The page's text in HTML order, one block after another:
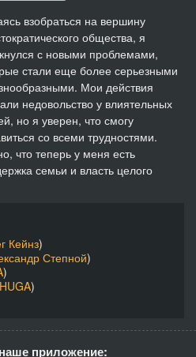
29:32
29:33
30:16
взобраться на вершину
общества, я
с новыми проблемами,
стали еще более серьезными
Мои действия
недовольство у влиятельных
но я уверен, что смогу
со всеми трудностями.
что теперь у меня есть
семьи и власть целого
Кейнз)
Степной)
)
)
приложение: